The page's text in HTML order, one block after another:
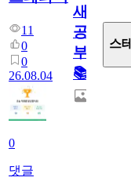
11
0
0
26.08.04
0
댓글
새
공
부!
📚
스